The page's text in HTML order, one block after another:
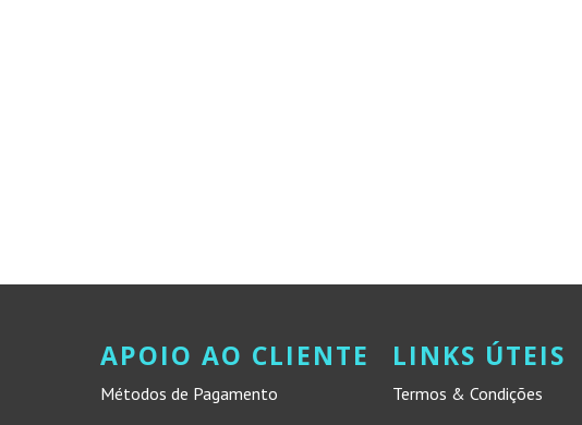
APOIO AO CLIENTE
Métodos de Pagamento
LINKS ÚTEIS
Termos & Condições